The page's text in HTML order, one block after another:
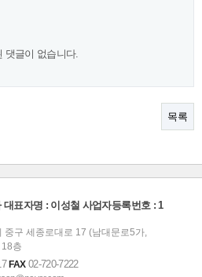
댓글이 없습니다.
목록
대표자명 : 이성철 사업자등록번호 : 1
중구 세종로대로 17 (남대문로5가,
층
FAX02-720-7222